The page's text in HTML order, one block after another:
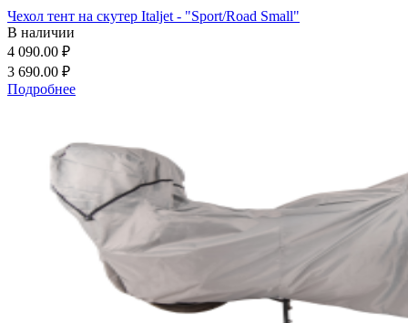
Чехол тент на скутер Italjet - "Sport/Road Small"
В наличии
4 090.00 ₽
3 690.00 ₽
Подробнее